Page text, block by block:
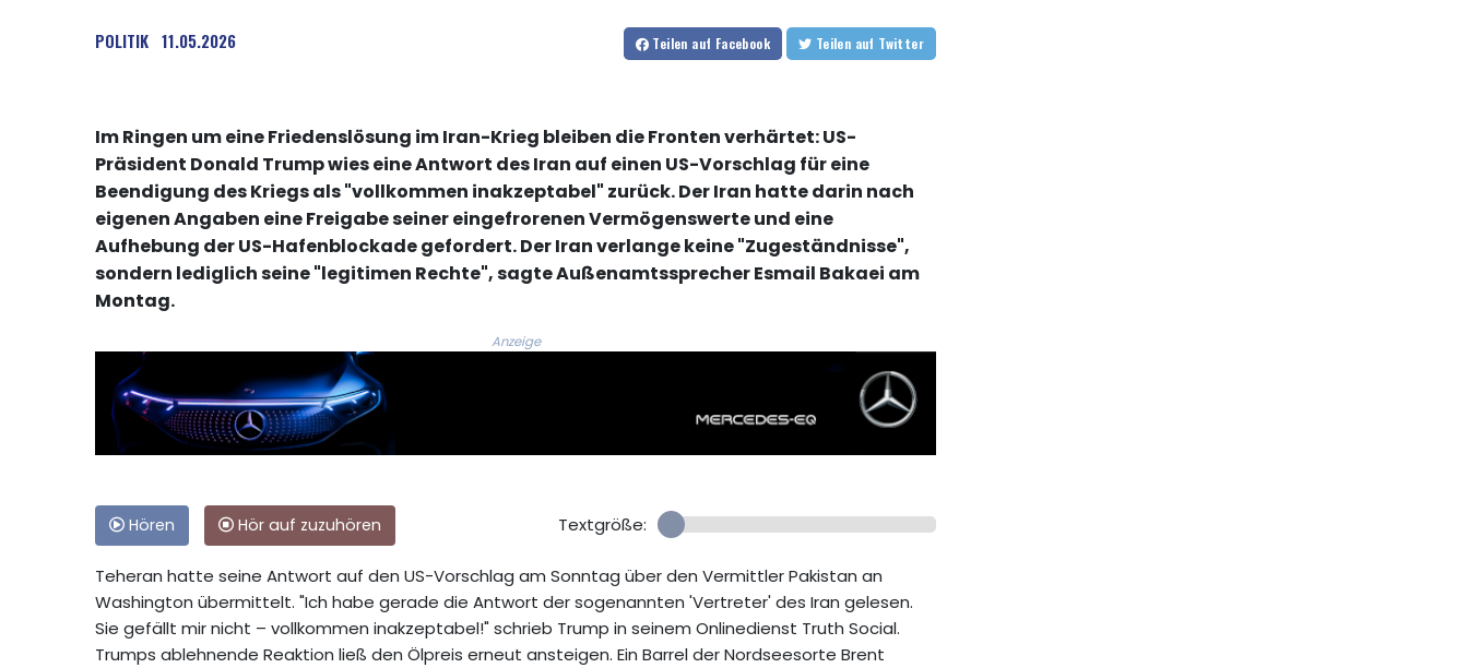
POLITIK 11.05.2026 Teilen auf Facebook Teilen auf Twitter
Im Ringen um eine Friedenslösung im Iran-Krieg bleiben die Fronten verhärtet: US-
Präsident Donald Trump wies eine Antwort des Iran auf einen US-Vorschlag für eine
Beendigung des Kriegs als "vollkommen inakzeptabel" zurück. Der Iran hatte darin nach
eigenen Angaben eine Freigabe seiner eingefrorenen Vermögenswerte und eine
Aufhebung der US-Hafenblockade gefordert. Der Iran verlange keine "Zugeständnisse",
sondern lediglich seine "legitimen Rechte", sagte Außenamtssprecher Esmail Bakaei am
Montag.
Anzeige
Hören Hör auf zuzuhören Textgröße:
Teheran hatte seine Antwort auf den US-Vorschlag am Sonntag über den Vermittler Pakistan an
Washington übermittelt. "Ich habe gerade die Antwort der sogenannten 'Vertreter' des Iran gelesen.
Sie gefällt mir nicht – vollkommen inakzeptabel!" schrieb Trump in seinem Onlinedienst Truth Social.
Trumps ablehnende Reaktion ließ den Ölpreis erneut ansteigen. Ein Barrel der Nordseesorte Brent